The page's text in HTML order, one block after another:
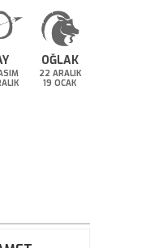
OĞLAK
22 ARALIK
19 OCAK